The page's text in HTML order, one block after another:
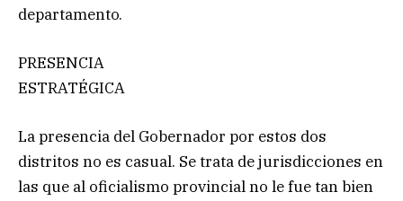
departamento.
PRESENCIA
ESTRATÉGICA
La presencia del Gobernador por estos dos
distritos no es casual. Se trata de jurisdicciones en
las que al oficialismo provincial no le fue tan bien